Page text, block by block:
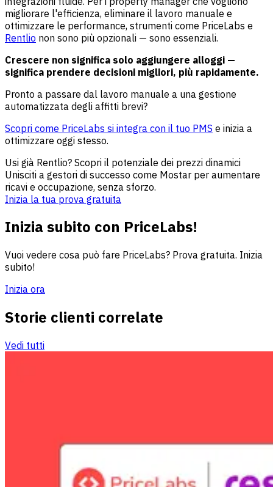
migliorare l'efficienza, eliminare il lavoro manuale e
ottimizzare le performance, strumenti come PriceLabs e
Rentlio non sono più opzionali — sono essenziali.
Crescere non significa solo aggiungere alloggi —
significa prendere decisioni migliori, più rapidamente.
Pronto a passare dal lavoro manuale a una gestione
automatizzata degli affitti brevi?
Scopri come PriceLabs si integra con il tuo PMS e inizia a
ottimizzare oggi stesso.
Usi già Rentlio? Scopri il potenziale dei prezzi dinamici
Unisciti a gestori di successo come Mostar per aumentare
ricavi e occupazione, senza sforzo.
Inizia la tua prova gratuita
Inizia subito con PriceLabs!
Vuoi vedere cosa può fare PriceLabs? Prova gratuita. Inizia
subito!
Inizia ora
Storie clienti correlate
Vedi tutti